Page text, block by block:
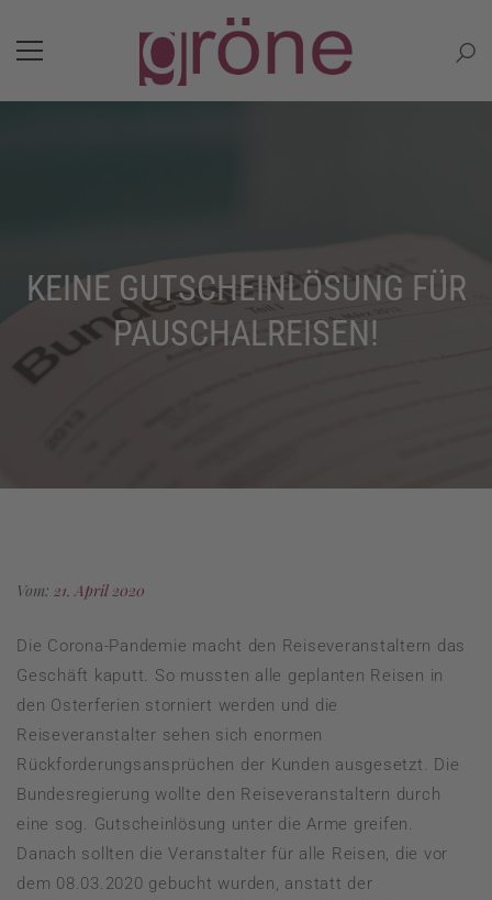
KEINE GUTSCHEINLÖSUNG FÜR
PAUSCHALREISEN!
Vom: 21. April 2020
Die Corona-Pandemie macht den Reiseveranstaltern das
Geschäft kaputt. So mussten alle geplanten Reisen in
den Osterferien storniert werden und die
Reiseveranstalter sehen sich enormen
Rückforderungsansprüchen der Kunden ausgesetzt. Die
Bundesregierung wollte den Reiseveranstaltern durch
eine sog. Gutscheinlösung unter die Arme greifen.
Danach sollten die Veranstalter für alle Reisen, die vor
dem 08.03.2020 gebucht wurden, anstatt der